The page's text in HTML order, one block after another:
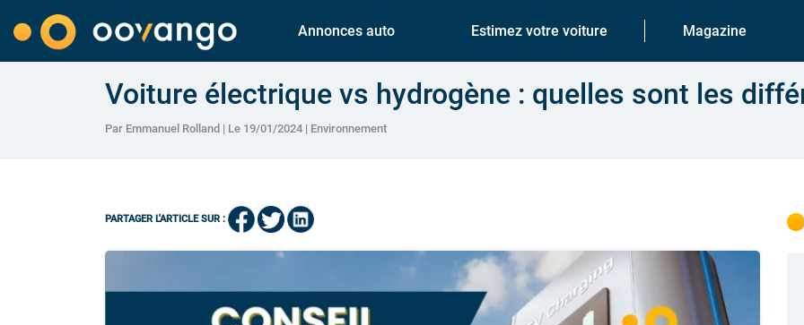
Annonces auto Estimez votre voiture Magazine
Voiture électrique vs hydrogène : quelles sont les
Par Emmanuel Rolland | Le 19/01/2024 | Environnement
PARTAGER L'ARTICLE SUR :